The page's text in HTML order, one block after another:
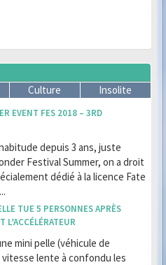
Culture Insolite
EVENT FES 2018 – 3RD
depuis 3 ans, juste
Festival Summer, on a droit
dédié à la licence Fate
TUE 5 PERSONNES APRÈS
L’ACCÉLÉRATEUR
mini pelle (véhicule de
lente à confondu les